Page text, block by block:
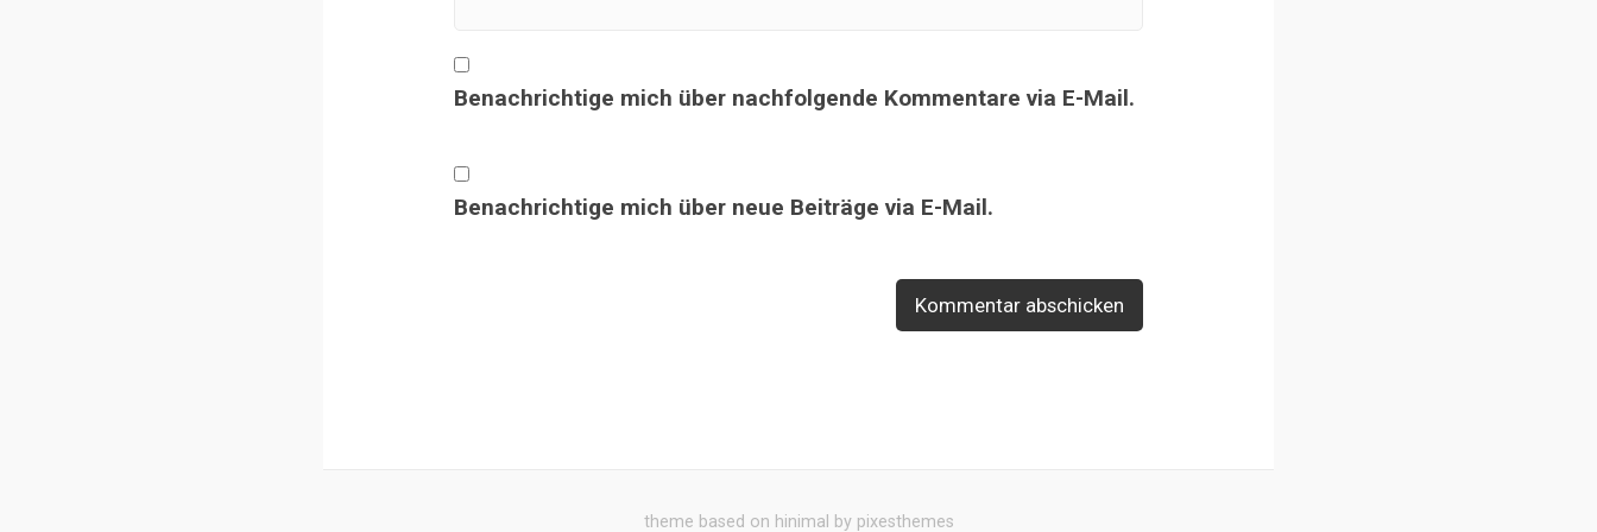
Benachrichtige mich über nachfolgende Kommentare via E-Mail.
Benachrichtige mich über neue Beiträge via E-Mail.
theme based on hinimal by pixesthemes